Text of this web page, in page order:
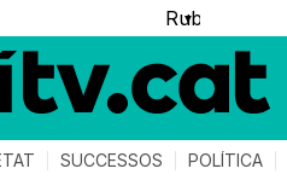
▼
SUCCESSOS POLÍTICA